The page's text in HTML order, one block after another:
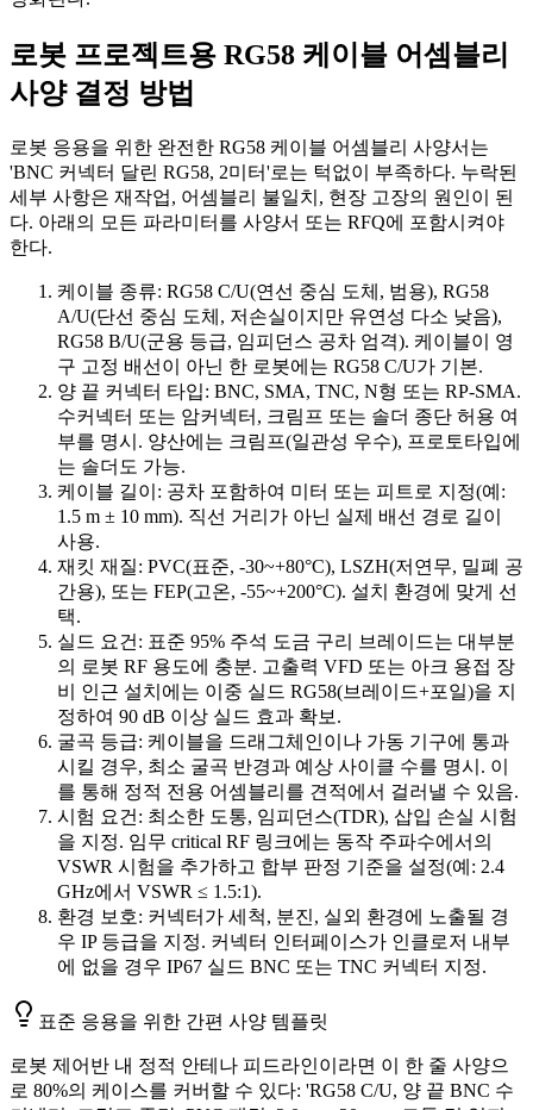
로봇 프로젝트용 RG58 케이블 어셈블리
사양 결정 방법
로봇 응용을 위한 완전한 RG58 케이블 어셈블리 사양서는
'BNC 커넥터 달린 RG58, 2미터'로는 턱없이 부족하다. 누락된
세부 사항은 재작업, 어셈블리 불일치, 현장 고장의 원인이 된
다. 아래의 모든 파라미터를 사양서 또는 RFQ에 포함시켜야
한다.
케이블 종류: RG58 C/U(연선 중심 도체, 범용), RG58
A/U(단선 중심 도체, 저손실이지만 유연성 다소 낮음),
RG58 B/U(군용 등급, 임피던스 공차 엄격). 케이블이 영
구 고정 배선이 아닌 한 로봇에는 RG58 C/U가 기본.
양 끝 커넥터 타입: BNC, SMA, TNC, N형 또는 RP-SMA.
수커넥터 또는 암커넥터, 크림프 또는 솔더 종단 허용 여
부를 명시. 양산에는 크림프(일관성 우수), 프로토타입에
는 솔더도 가능.
케이블 길이: 공차 포함하여 미터 또는 피트로 지정(예:
1.5 m ± 10 mm). 직선 거리가 아닌 실제 배선 경로 길이
사용.
재킷 재질: PVC(표준, -30~+80°C), LSZH(저연무, 밀폐 공
간용), 또는 FEP(고온, -55~+200°C). 설치 환경에 맞게 선
택.
실드 요건: 표준 95% 주석 도금 구리 브레이드는 대부분
의 로봇 RF 용도에 충분. 고출력 VFD 또는 아크 용접 장
비 인근 설치에는 이중 실드 RG58(브레이드+포일)을 지
정하여 90 dB 이상 실드 효과 확보.
굴곡 등급: 케이블을 드래그체인이나 가동 기구에 통과
시킬 경우, 최소 굴곡 반경과 예상 사이클 수를 명시. 이
를 통해 정적 전용 어셈블리를 견적에서 걸러낼 수 있음.
시험 요건: 최소한 도통, 임피던스(TDR), 삽입 손실 시험
을 지정. 임무 critical RF 링크에는 동작 주파수에서의
VSWR 시험을 추가하고 합부 판정 기준을 설정(예: 2.4
GHz에서 VSWR ≤ 1.5:1).
환경 보호: 커넥터가 세척, 분진, 실외 환경에 노출될 경
우 IP 등급을 지정. 커넥터 인터페이스가 인클로저 내부
에 없을 경우 IP67 실드 BNC 또는 TNC 커넥터 지정.
표준 응용을 위한 간편 사양 템플릿
로봇 제어반 내 정적 안테나 피드라인이라면 이 한 줄 사양으
로 80%의 케이스를 커버할 수 있다: 'RG58 C/U, 양 끝 BNC 수